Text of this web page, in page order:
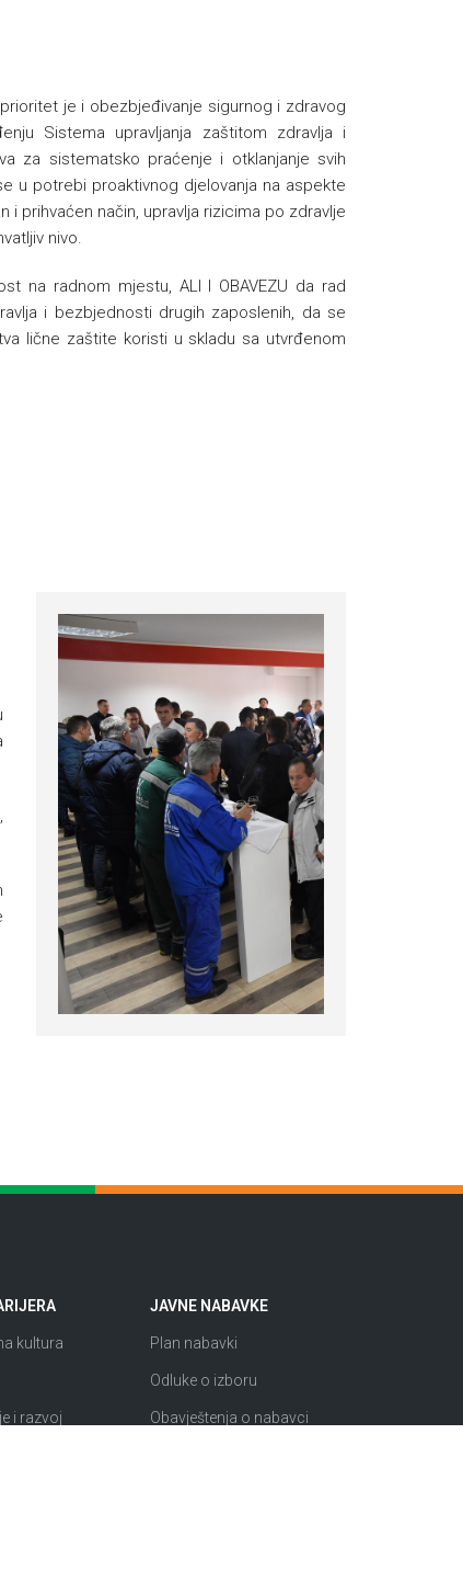
je i obezbjeđivanje sigurnog i zdravog
Sistema upravljanja zaštitom zdravlja i
za sistematsko praćenje i otklanjanje svih
u potrebi proaktivnog djelovanja na aspekte
prihvaćen način, upravlja rizicima po zdravlje
nivo.
na radnom mjestu, ALI I OBAVEZU da rad
i bezbjednosti drugih zaposlenih, da se
lične zaštite koristi u skladu sa utvrđenom
kultura
i razvoj
JAVNE NABAVKE
Plan nabavki
Odluke o izboru
Obavještenja o nabavci